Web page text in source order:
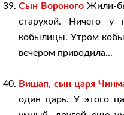
Сын Вороного Жили-
старухой. Ничего
кобылицы. Утром
вечером приводила...
Вишап, сын царя
один царь. У этого